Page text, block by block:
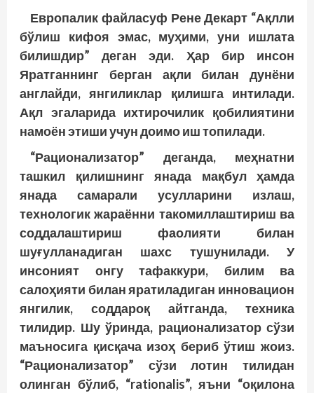
Европалик файласуф Рене Декарт “Ақлли
бўлиш кифоя эмас, муҳими, уни ишлата
билишдир” деган эди. Ҳар бир инсон
Яратганнинг берган ақли билан дунёни
англайди, янгиликлар қилишга интилади.
Ақл эгаларида ихтирочилик қобилиятини
намоён этиши учун доимо иш топилади.
“Рационализатор” деганда, меҳнатни
ташкил қилишнинг янада мақбул ҳамда
янада самарали усулларини излаш,
технологик жараённи такомиллаштириш ва
соддалаштириш фаолияти билан
шуғулланадиган шахс тушунилади. У
инсоният онгу тафаккури, билим ва
салоҳияти билан яратиладиган инновацион
янгилик, соддароқ айтганда, техника
тилидир. Шу ўринда, рационализатор сўзи
маъносига қисқача изоҳ бериб ўтиш жоиз.
“Рационализатор” сўзи лотин тилидан
олинган бўлиб, “rationalis”, яъни “оқилона